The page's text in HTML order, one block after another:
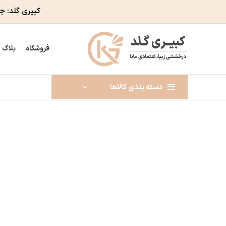
کبیری گلد:
فروشگاه بلاگ
دسته بندی کالاها